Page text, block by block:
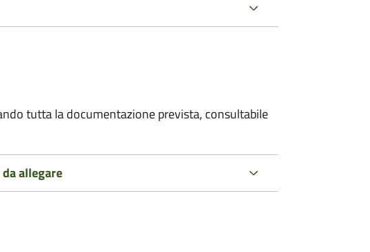
tutta la documentazione prevista, consultabile
allegare